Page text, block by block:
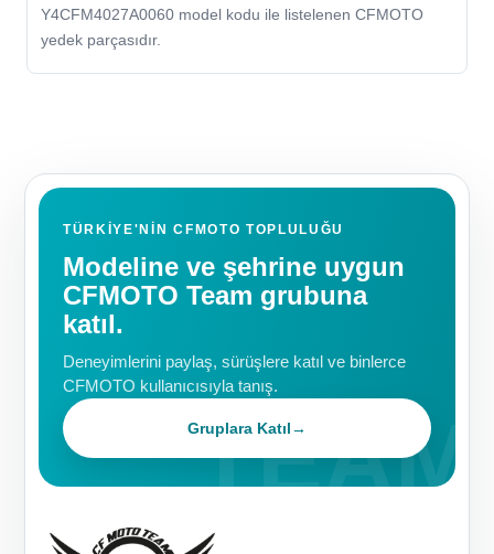
Y4CFM4027A0060 model kodu ile listelenen CFMOTO
yedek parçasıdır.
TÜRKIYE'NIN CFMOTO TOPLULUĞU
Modeline ve şehrine uygun
CFMOTO Team grubuna
katıl.
Deneyimlerini paylaş, sürüşlere katıl ve binlerce
CFMOTO kullanıcısıyla tanış.
Gruplara Katıl→